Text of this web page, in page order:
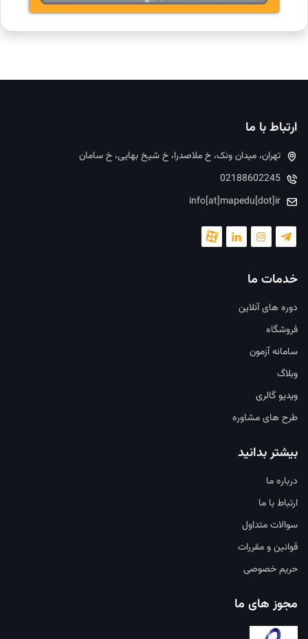
ارتباط با ما
تهران، میدان ونک، خ ملاصدرا، خ شیخ بهایی، خ سامان
02188602245
info[at]mapedu[dot]ir
خدمات ما
دوره های آنلاین
فروشگاه
سامانه آزمون
وبلاگ
ویدیو گالری
طرح های مشاوره
بیشتر بدانید
درباره ما
ارتباط با ما
سوالات متداول
قوانین و مقررات
حریم خصوصی
مجوز های ما